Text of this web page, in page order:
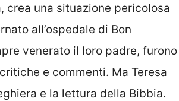
una situazione pericolosa
all’ospedale di Bon
venerato il loro padre, furono
e commenti. Ma Teresa
e la lettura della Bibbia.